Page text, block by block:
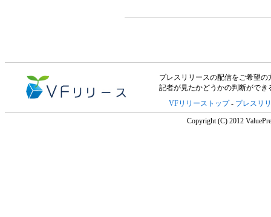
プレスリリースの配信をご希望の
記者が見たかどうかの判断がで
VFリリーストップ- プレスリ
Copyright (C) 2012